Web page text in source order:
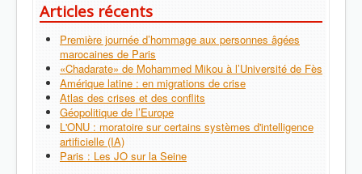
Articles récents
Première journée d’hommage aux personnes âgées
marocaines de Paris
«Chadarate» de Mohammed Mikou à l’Université de Fès
Amérique latine : en migrations de crise
Atlas des crises et des conflits
Géopolitique de l’Europe
L'ONU : moratoire sur certains systèmes d'intelligence
artificielle (IA)
Paris : Les JO sur la Seine